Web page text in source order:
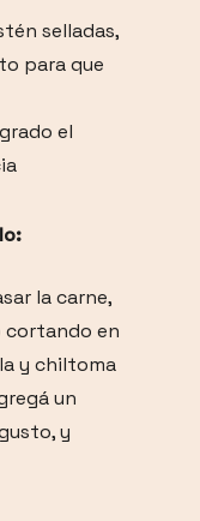
selladas,
para que
el
la carne,
cortando en
y chiltoma
un
y